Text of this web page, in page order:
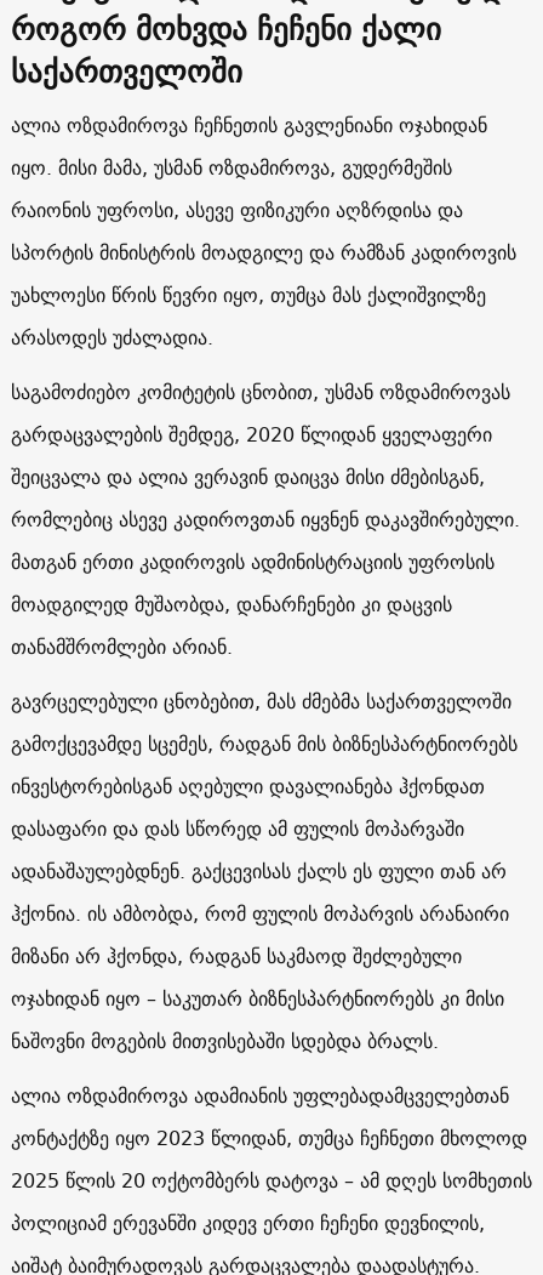
როგორ მოხვდა ჩეჩენი ქალი
საქართველოში
ალია ოზდამიროვა ჩეჩნეთის გავლენიანი ოჯახიდან
იყო. მისი მამა, უსმან ოზდამიროვა, გუდერმეშის
რაიონის უფროსი, ასევე ფიზიკური აღზრდისა და
სპორტის მინისტრის მოადგილე და რამზან კადიროვის
უახლოესი წრის წევრი იყო, თუმცა მას ქალიშვილზე
არასოდეს უძალადია.
საგამოძიებო კომიტეტის ცნობით, უსმან ოზდამიროვას
გარდაცვალების შემდეგ, 2020 წლიდან ყველაფერი
შეიცვალა და ალია ვერავინ დაიცვა მისი ძმებისგან,
რომლებიც ასევე კადიროვთან იყვნენ დაკავშირებული.
მათგან ერთი კადიროვის ადმინისტრაციის უფროსის
მოადგილედ მუშაობდა, დანარჩენები კი დაცვის
თანამშრომლები არიან.
გავრცელებული ცნობებით, მას ძმებმა საქართველოში
გამოქცევამდე სცემეს, რადგან მის ბიზნესპარტნიორებს
ინვესტორებისგან აღებული დავალიანება ჰქონდათ
დასაფარი და დას სწორედ ამ ფულის მოპარვაში
ადანაშაულებდნენ. გაქცევისას ქალს ეს ფული თან არ
ჰქონია. ის ამბობდა, რომ ფულის მოპარვის არანაირი
მიზანი არ ჰქონდა, რადგან საკმაოდ შეძლებული
ოჯახიდან იყო – საკუთარ ბიზნესპარტნიორებს კი მისი
ნაშოვნი მოგების მითვისებაში სდებდა ბრალს.
ალია ოზდამიროვა ადამიანის უფლებადამცველებთან
კონტაქტზე იყო 2023 წლიდან, თუმცა ჩეჩნეთი მხოლოდ
2025 წლის 20 ოქტომბერს დატოვა – ამ დღეს სომხეთის
პოლიციამ ერევანში კიდევ ერთი ჩეჩენი დევნილის,
აიშატ ბაიმურადოვას გარდაცვალება დაადასტურა.